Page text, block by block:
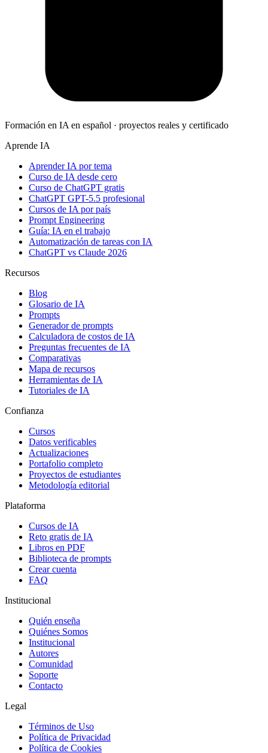
Formación en IA en español · proyectos reales y certificado
Aprende IA
Aprender IA por tema
Curso de IA desde cero
Curso de ChatGPT gratis
ChatGPT GPT-5.5 profesional
Cursos de IA por país
Prompt Engineering
Guía: IA en el trabajo
Automatización de tareas con IA
ChatGPT vs Claude 2026
Recursos
Blog
Glosario de IA
Prompts
Generador de prompts
Calculadora de costos de IA
Preguntas frecuentes de IA
Comparativas
Mapa de recursos
Herramientas de IA
Tutoriales de IA
Confianza
Cursos
Datos verificables
Actualizaciones
Portafolio completo
Proyectos de estudiantes
Metodología editorial
Plataforma
Cursos de IA
Reto gratis de IA
Libros en PDF
Biblioteca de prompts
Crear cuenta
FAQ
Institucional
Quién enseña
Quiénes Somos
Institucional
Autores
Comunidad
Soporte
Contacto
Legal
Términos de Uso
Política de Privacidad
Política de Cookies